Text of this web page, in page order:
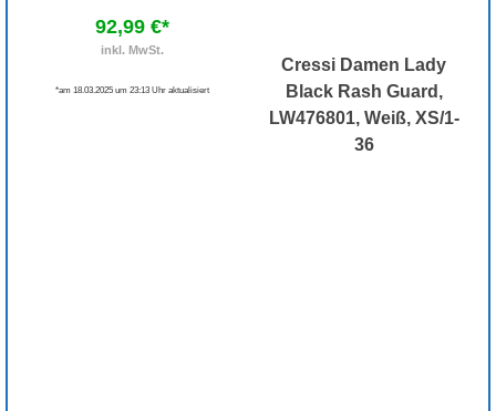
92,99 €*
inkl. MwSt.
*am 18.03.2025 um 23:13 Uhr aktualisiert
Cressi Damen Lady
Black Rash Guard,
LW476801, Weiß, XS/1-
36